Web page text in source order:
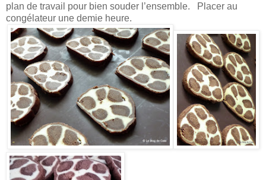
plan de travail pour bien souder l’ensemble. Placer au
congélateur une demie heure.